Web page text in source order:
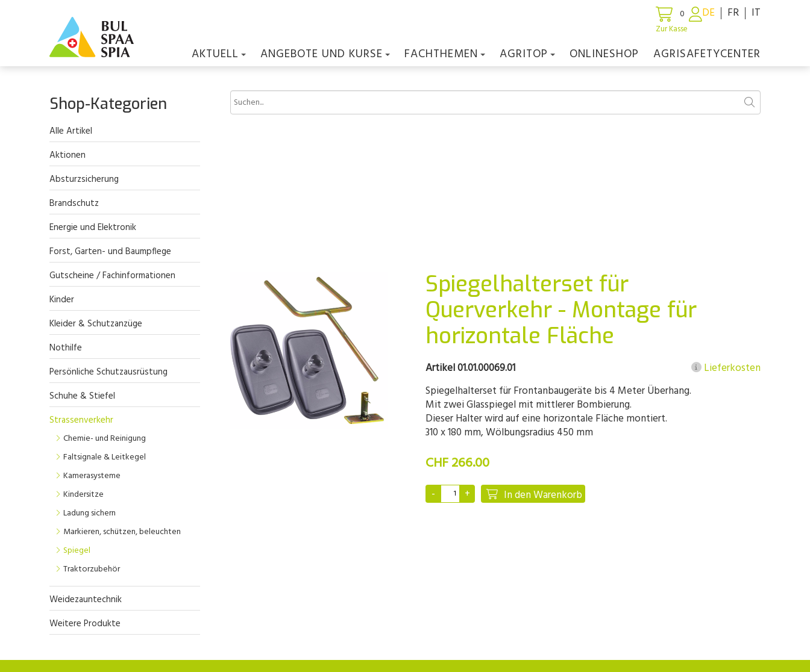
0
Zur Kasse
DE FR IT
AKTUELL ANGEBOTE UND KURSE FACHTHEMEN AGRITOP ONLINESHOP AGRISAFETYCENTER
Shop-Kategorien
Alle Artikel
Aktionen
Absturzsicherung
Brandschutz
Energie und Elektronik
Forst, Garten- und Baumpflege
Gutscheine / Fachinformationen
Kinder
Kleider & Schutzanzüge
Nothilfe
Persönliche Schutzausrüstung
Schuhe & Stiefel
Strassenverkehr
Chemie- und Reinigung
Faltsignale & Leitkegel
Kamerasysteme
Kindersitze
Ladung sichern
Markieren, schützen, beleuchten
Spiegel
Traktorzubehör
Weidezauntechnik
Weitere Produkte
Spiegelhalterset für
Querverkehr - Montage für
horizontale Fläche
Artikel 01.01.00069.01
Lieferkosten
Spiegelhalterset für Frontanbaugeräte bis 4 Meter Überhang.
Mit zwei Glasspiegel mit mittlerer Bombierung.
Dieser Halter wird auf eine horizontale Fläche montiert.
310 x 180 mm, Wölbungsradius 450 mm
CHF 266.00
In den Warenkorb